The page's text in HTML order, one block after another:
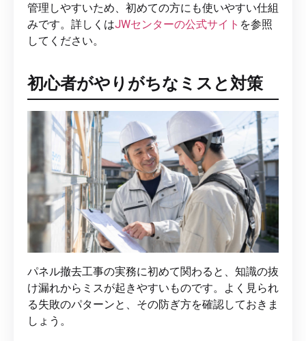
管理しやすいため、初めての方にも使いやすい仕組
みです。詳しくはJWセンターの公式サイト を参照
してください。
初心者がやりがちなミスと対策
パネル撤去工事の実務に初めて関わると、知識の抜
け漏れからミスが起きやすいものです。よく見られ
る失敗のパターンと、その防ぎ方を確認しておきま
しょう。